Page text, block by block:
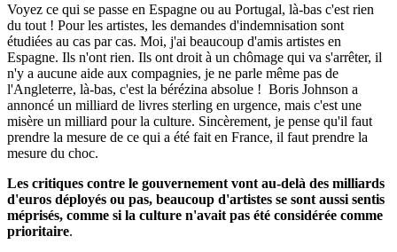
Voyez ce qui se passe en Espagne ou au Portugal, là-bas c'est rien
du tout ! Pour les artistes, les demandes d'indemnisation sont
étudiées au cas par cas. Moi, j'ai beaucoup d'amis artistes en
Espagne. Ils n'ont rien. Ils ont droit à un chômage qui va s'arrêter, il
n'y a aucune aide aux compagnies, je ne parle même pas de
l'Angleterre, là-bas, c'est la bérézina absolue ! Boris Johnson a
annoncé un milliard de livres sterling en urgence, mais c'est une
misère un milliard pour la culture. Sincèrement, je pense qu'il faut
prendre la mesure de ce qui a été fait en France, il faut prendre la
mesure du choc.
Les critiques contre le gouvernement vont au-delà des milliards
d'euros déployés ou pas, beaucoup d'artistes se sont aussi sentis
méprisés, comme si la culture n'avait pas été considérée comme
prioritaire.